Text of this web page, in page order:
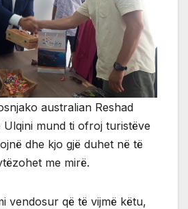
australian Reshad
Ulqini mund ti ofroj turistëve
dhe kjo gjë duhet në të
me mirë.
vendosur që të vijmë këtu,